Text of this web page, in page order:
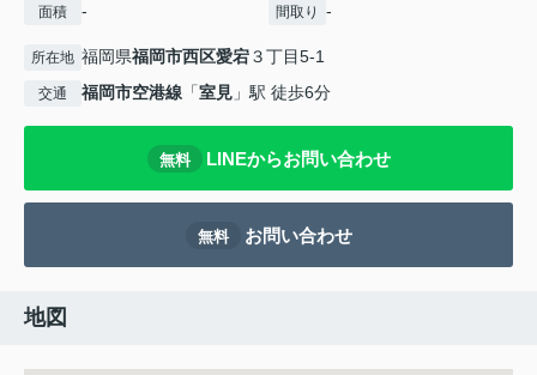
面積 - 間取り -
所在地 福岡県福岡市西区愛宕３丁目5-1
交通 福岡市空港線 「室見 」駅 徒歩6分
無料 LINEからお問い合わせ
無料 お問い合わせ
地図